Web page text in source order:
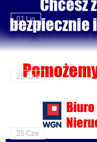
01 Lip
Gminne Zawody
25 Cze
XXVII Festiwal Kapel
5 lipca w Parku na
25 Cze